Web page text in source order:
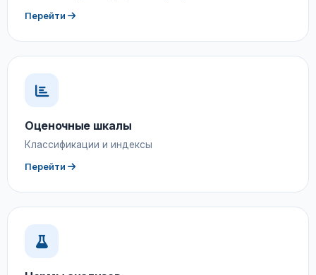
Перейти
Оценочные шкалы
Классификации и индексы
Перейти